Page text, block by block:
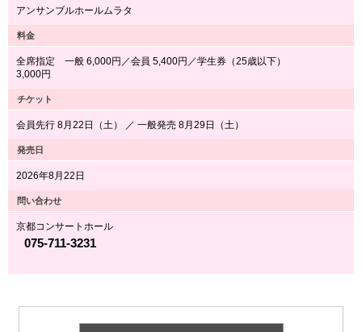
アンサンブルホールムラタ
料金
全席指定 一般 6,000円／会員 5,400円／学生券（25歳以下）
3,000円
チケット
会員先行 8月22日（土） ／ 一般発売 8月29日（土）
発売日
2026年8月22日
問い合わせ
京都コンサートホール
075-711-3231